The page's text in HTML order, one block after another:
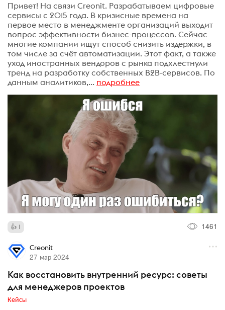
Привет! На связи Creonit. Разрабатываем цифровые
сервисы с 2015 года. В кризисные времена на
первое место в менеджменте организаций выходит
вопрос эффективности бизнес-процессов. Сейчас
многие компании ищут способ снизить издержки, в
том числе за счёт автоматизации. Этот факт, а также
уход иностранных вендоров с рынка подхлестнули
тренд на разработку собственных B2B-сервисов. По
данным аналитиков,... подробнее
1 1461
Creonit
27 мар 2024
Как восстановить внутренний ресурс: советы
для менеджеров проектов
Кейсы